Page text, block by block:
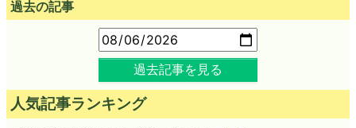
過去の記事
過去記事を見る
人気記事ランキング